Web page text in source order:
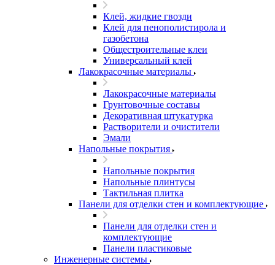
Клей, жидкие гвозди
Клей для пенополистирола и
газобетона
Общестроительные клеи
Универсальный клей
Лакокрасочные материалы
Лакокрасочные материалы
Грунтовочные составы
Декоративная штукатурка
Растворители и очистители
Эмали
Напольные покрытия
Напольные покрытия
Напольные плинтусы
Тактильная плитка
Панели для отделки стен и комплектующие
Панели для отделки стен и
комплектующие
Панели пластиковые
Инженерные системы